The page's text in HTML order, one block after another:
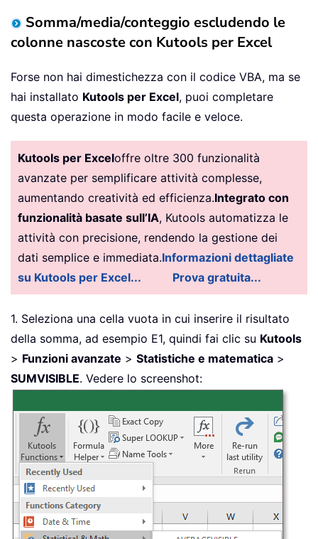
Somma/media/conteggio escludendo le
colonne nascoste con Kutools per Excel
Forse non hai dimestichezza con il codice VBA, ma se
hai installato Kutools per Excel, puoi completare
questa operazione in modo facile e veloce.
Kutools per Exceloffre oltre 300 funzionalità
avanzate per semplificare attività complesse,
aumentando creatività ed efficienza.Integrato con
funzionalità basate sull’IA, Kutools automatizza le
attività con precisione, rendendo la gestione dei
dati semplice e immediata.Informazioni dettagliate
su Kutools per Excel...
Prova gratuita...
1. Seleziona una cella vuota in cui inserire il risultato
della somma, ad esempio E1, quindi fai clic su Kutools
> Funzioni avanzate > Statistiche e matematica >
SUMVISIBLE. Vedere lo screenshot: